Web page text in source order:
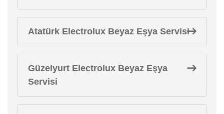
Atatürk Electrolux Beyaz Eşya Servisi
Güzelyurt Electrolux Beyaz Eşya
Servisi